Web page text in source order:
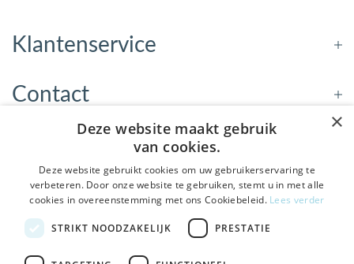
Klantenservice
Contact
Openingstijden
Nieuwsbrief
×
Deze website maakt gebruik
van cookies.
Deze website gebruikt cookies om uw gebruikerservaring te
verbeteren. Door onze website te gebruiken, stemt u in met alle
cookies in overeenstemming met ons Cookiebeleid. Lees verder
STRIKT NOODZAKELIJK PRESTATIE
De Welzijnwinkel in je
inbox
Geen spam, geen verkooppraatjes — gewoon fijne